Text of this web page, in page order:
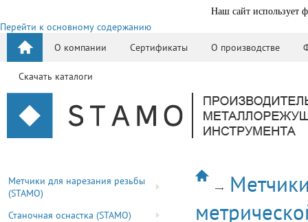
Наш сайт использует
Перейти к основному содержанию
О компании
Сертификаты О производстве
Скачать каталоги
Метчики для нарезания резьбы
(STAMO)
Станочная оснастка (STAMO)